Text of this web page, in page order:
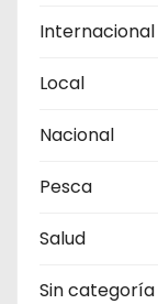
Internacional
Local
Nacional
Pesca
Salud
Sin categoría